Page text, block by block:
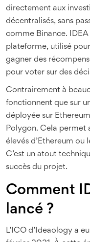
directement aux
décentralisés, sans
comme Binance.
plateforme, utilisé
gagner des
pour voter sur des
Contrairement à
fonctionnent que sur
déployée sur
Polygon. Cela permet
élevés d’Ethereum ou
C’est un atout
succès du projet.
Comment
lancé ?
L’ICO d’Ideaology a